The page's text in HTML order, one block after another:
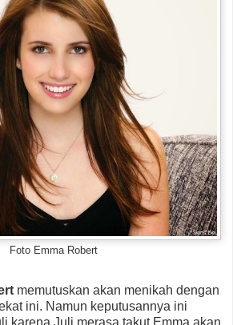
Foto Emma Robert
memutuskan akan menikah dengan
ini. Namun keputusannya ini
karena Juli merasa takut Emma akan